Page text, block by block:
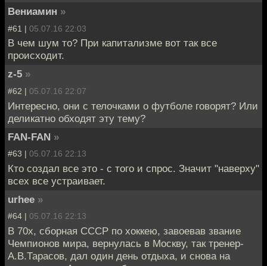
Вениамин »
#61 | 05.07.16 22:03
В чем шум то? При капитализме вот так все
происходит.
z-5 »
#62 | 05.07.16 22:07
Интересно, они с телочками о футболе говорят? Или
деликатно обходят эту тему?
FAN-FAN »
#63 | 05.07.16 22:13
Кто создал все это - с того и спрос. Значит "наверху"
всех все устраивает.
urhee »
#64 | 05.07.16 22:13
В 70х, сборная СССР по хоккею, завоевав звание
Чемпионов мира, вернулась в Москву, так тренер-
А.В.Тарасов, дал один день отдыха, и снова на